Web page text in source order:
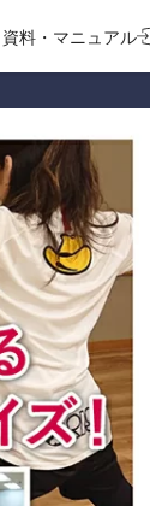
資料・マニュアル